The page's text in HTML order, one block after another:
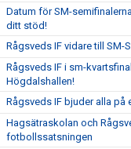
Datum för SM-
ditt stöd!
Rågsveds IF vidare till SM-
Rågsveds IF i sm-
Högdalshallen!
Rågsveds IF bjuder alla på
Hagsätraskolan och
fotbollssatsningen